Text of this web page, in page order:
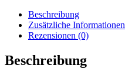
Beschreibung
Zusätzliche Informationen
Rezensionen (0)
Beschreibung